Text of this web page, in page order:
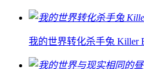
我的世界转化杀手兔 Killer